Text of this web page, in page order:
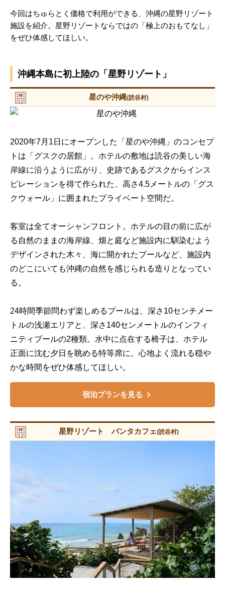
今回はちゅらとく価格で利用ができる、沖縄の星野リゾート
施設を紹介。星野リゾートならではの「極上のおもてなし」
をぜひ体感してほしい。
沖縄本島に初上陸の「星野リゾート」
星のや沖縄(読谷村)
2020年7月1日にオープンした「星のや沖縄」のコンセプ
トは「グスクの居館」。ホテルの敷地は読谷の美しい海
岸線に沿うように広がり、史跡であるグスクからインス
ピレーションを得て作られた、高さ4.5メートルの「グス
クウォール」に囲まれたプライベート空間だ。
客室は全てオーシャンフロント。ホテルの目の前に広が
る自然のままの海岸線、畑と庭など施設内に馴染むよう
デザインされた木々、海に開かれたプールなど、施設内
のどこにいても沖縄の自然を感じられる造りとなってい
る。
24時間季節問わず楽しめるプールは、深さ10センチメー
トルの浅瀬エリアと、深さ140センメートルのインフィ
ニティプールの2種類。水中に点在する椅子は、ホテル
正面に沈む夕日を眺める特等席に。心地よく流れる穏や
かな時間をぜひ体感してほしい。
宿泊プランを見る
星野リゾート バンタカフェ(読谷村)